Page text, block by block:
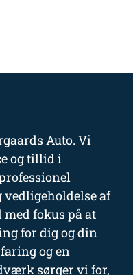
Auto. Vi
og tillid i
vedligeholdelse af
fokus på at
for dig og din
og en
sørger vi for,